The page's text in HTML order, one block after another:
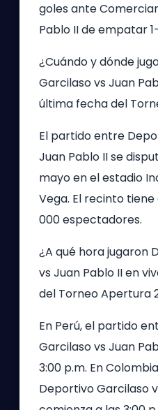
goles ante
Pablo II de empatar
¿Cuándo y dónde
Garcilaso vs Juan
última fecha del
El partido entre
Juan Pablo II se
mayo en el estadio
Vega. El recinto
000 espectadores.
¿A qué hora jugaron
vs Juan Pablo II en
del Torneo Apertura
En Perú, el partido
Garcilaso vs Juan
3:00 p.m. En
Deportivo Garcilaso